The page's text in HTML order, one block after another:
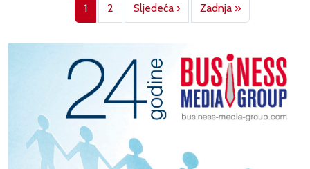
1 2 Sljedeća ›Next page
Zadnja »Last page